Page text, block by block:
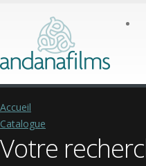
Accueil
Catalogue
Votre